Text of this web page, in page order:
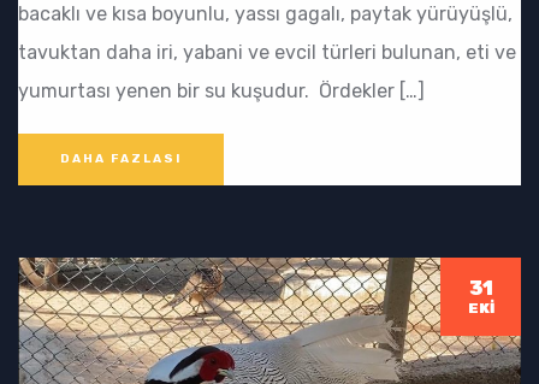
bacaklı ve kısa boyunlu, yassı gagalı, paytak yürüyüşlü,
tavuktan daha iri, yabani ve evcil türleri bulunan, eti ve
yumurtası yenen bir su kuşudur. Ördekler […]
DAHA FAZLASI
31
EKI